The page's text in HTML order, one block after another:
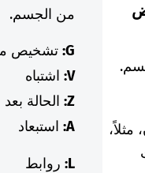
من الجسم.
G: تشخيص
V: اشتباه
Z: الحالة بعد
A: استبعاد
L: روابط